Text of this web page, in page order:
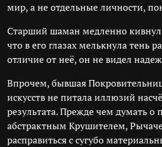
мир, а не отдельные личности,
Старший шаман медленно
что в его глазах мелькнула тень
отличие от неё, он не видел
Впрочем, бывшая
искусств не питала иллюзий
результата. Прежде чем думать о
абстрактным Крушителем,
расправиться с сугубо